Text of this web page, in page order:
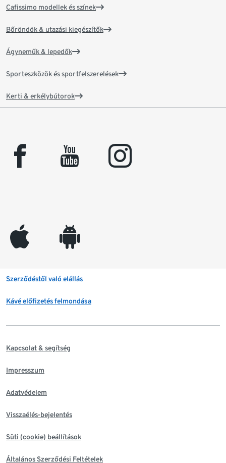
Cafissimo modellek és színek
Bőröndök & utazási kiegészítők
Ágyneműk & lepedők
Sporteszközök és sportfelszerelések
Kerti & erkélybútorok
facebook youtube instagram
appleinc android
Szerződéstől való elállás
Kávé előfizetés felmondása
Kapcsolat & segítség
Impresszum
Adatvédelem
Visszaélés-bejelentés
Süti (cookie) beállítások
Általános Szerződési Feltételek